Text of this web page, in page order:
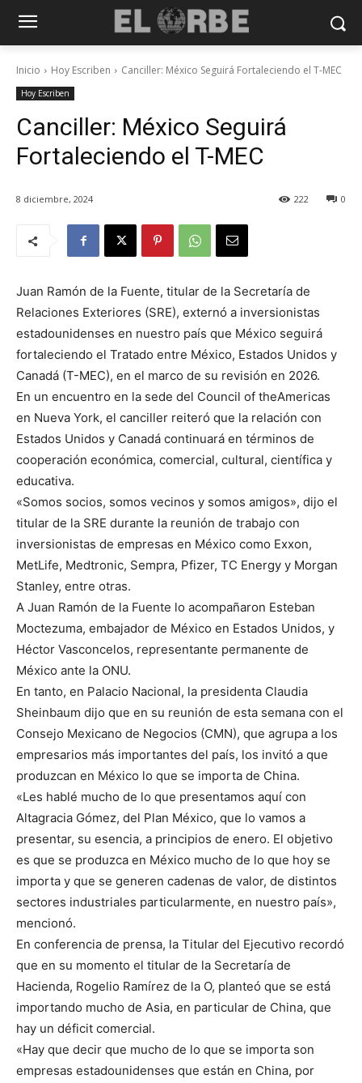
Inicio Hoy Escriben Canciller: México Seguirá Fortaleciendo el T-MEC
Hoy Escriben
Canciller: México Seguirá
Fortaleciendo el T-MEC
8 diciembre, 2024 0
222
Juan Ramón de la Fuente, titular de la Secretaría de
Relaciones Exteriores (SRE), externó a inversionistas
estadounidenses en nuestro país que México seguirá
fortaleciendo el Tratado entre México, Estados Unidos y
Canadá (T-MEC), en el marco de su revisión en 2026.
En un encuentro en la sede del Council of theAmericas
en Nueva York, el canciller reiteró que la relación con
Estados Unidos y Canadá continuará en términos de
cooperación económica, comercial, cultural, científica y
educativa.
«Somos socios, somos vecinos y somos amigos», dijo el
titular de la SRE durante la reunión de trabajo con
inversionistas de empresas en México como Exxon,
MetLife, Medtronic, Sempra, Pfizer, TC Energy y Morgan
Stanley, entre otras.
A Juan Ramón de la Fuente lo acompañaron Esteban
Moctezuma, embajador de México en Estados Unidos, y
Héctor Vasconcelos, representante permanente de
México ante la ONU.
En tanto, en Palacio Nacional, la presidenta Claudia
Sheinbaum dijo que en su reunión de esta semana con el
Consejo Mexicano de Negocios (CMN), que agrupa a los
empresarios más importantes del país, los invitó a que
produzcan en México lo que se importa de China.
«Les hablé mucho de lo que presentamos aquí con
Altagracia Gómez, del Plan México, que lo vamos a
presentar, su esencia, a principios de enero. El objetivo
es que se produzca en México mucho de lo que hoy se
importa y que se generen cadenas de valor, de distintos
sectores industriales particularmente, en nuestro país»,
mencionó.
En conferencia de prensa, la Titular del Ejecutivo recordó
que en su momento el titular de la Secretaría de
Hacienda, Rogelio Ramírez de la O, planteó que se está
importando mucho de Asia, en particular de China, que
hay un déficit comercial.
«Hay que decir que mucho de lo que se importa son
empresas estadounidenses que están en China, por